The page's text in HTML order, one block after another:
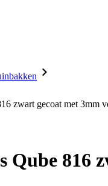
zwart gecoat met 3mm
Qube 816